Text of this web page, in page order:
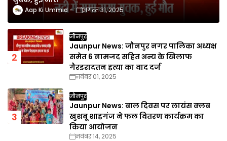
Aap Ki Ummid अगस्त 31, 2025
जौनपुर
Jaunpur News: जौनपुर नगर पालिका अध्यक्ष
समेत 6 नामजद सहित अन्य के खिलाफ
गैरइरादतन हत्या का वाद दर्ज
नवंबर 01, 2025
जौनपुर
Jaunpur News: बाल दिवस पर लायंस क्लब
खुशबू शाहगंज ने फल वितरण कार्यक्रम का
किया आयोजन
नवंबर 14, 2025